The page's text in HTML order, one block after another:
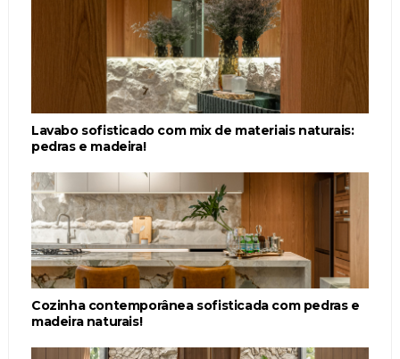
Lavabo sofisticado com mix de materiais naturais:
pedras e madeira!
Cozinha contemporânea sofisticada com pedras e
madeira naturais!